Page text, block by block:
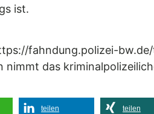
ist.
fahndung.polizei-
das
teilen teilen